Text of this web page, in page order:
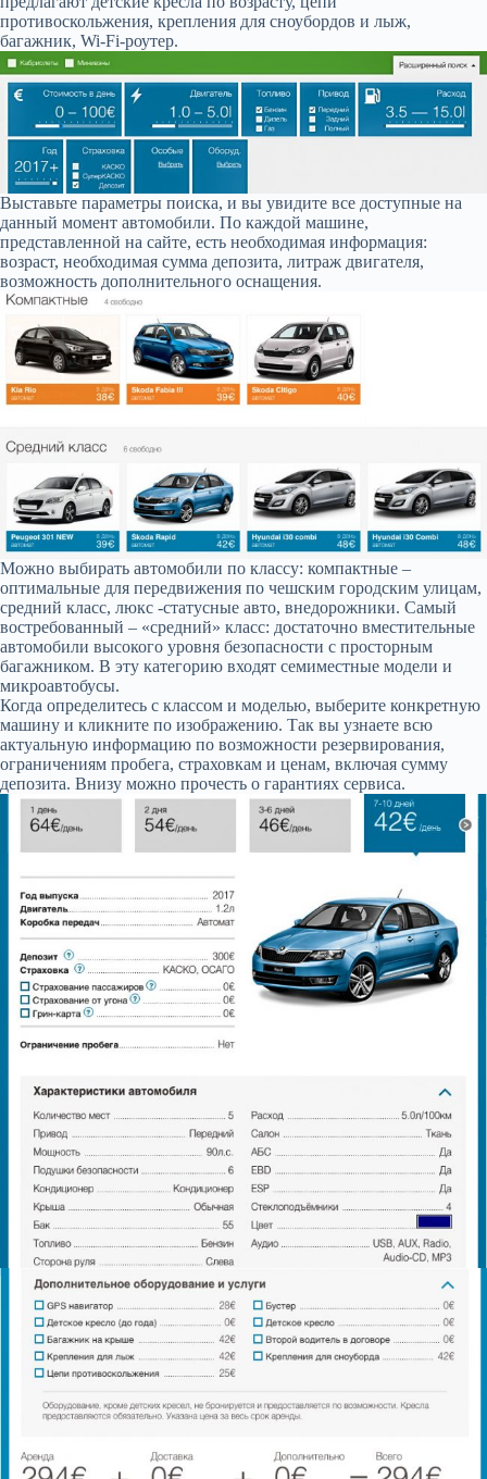
противоскольжения, крепления для сноубордов и лыж,
багажник, Wi-Fi-роутер.
Выставьте параметры поиска, и вы увидите все доступные на
данный момент автомобили. По каждой машине,
представленной на сайте, есть необходимая информация:
возраст, необходимая сумма депозита, литраж двигателя,
возможность дополнительного оснащения.
Можно выбирать автомобили по классу: компактные –
оптимальные для передвижения по чешским городским улицам,
средний класс, люкс -статусные авто, внедорожники. Самый
востребованный – «средний» класс: достаточно вместительные
автомобили высокого уровня безопасности с просторным
багажником. В эту категорию входят семиместные модели и
микроавтобусы.
Когда определитесь с классом и моделью, выберите конкретную
машину и кликните по изображению. Так вы узнаете всю
актуальную информацию по возможности резервирования,
ограничениям пробега, страховкам и ценам, включая сумму
депозита. Внизу можно прочесть о гарантиях сервиса.